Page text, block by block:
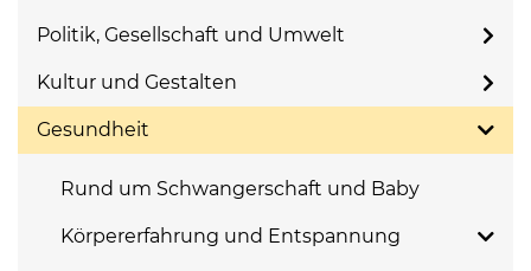
Politik, Gesellschaft und Umwelt
Kultur und Gestalten
Gesundheit
Rund um Schwangerschaft und Baby
Körpererfahrung und Entspannung